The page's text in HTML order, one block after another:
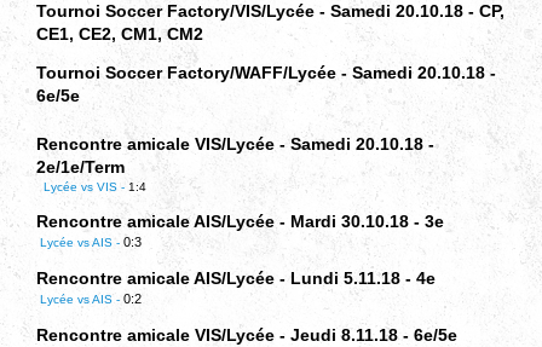
Tournoi Soccer Factory/VIS/Lycée - Samedi 20.10.18 - CP,
CE1, CE2, CM1, CM2
Tournoi Soccer Factory/WAFF/Lycée - Samedi 20.10.18 -
6e/5e
Rencontre amicale VIS/Lycée - Samedi 20.10.18 -
2e/1e/Term
Lycée vs VIS - 1:4
Rencontre amicale AIS/Lycée - Mardi 30.10.18 - 3e
Lycée vs AIS -0:3
Rencontre amicale AIS/Lycée - Lundi 5.11.18 - 4e
Lycée vs AIS - 0:2
Rencontre amicale VIS/Lycée - Jeudi 8.11.18 - 6e/5e